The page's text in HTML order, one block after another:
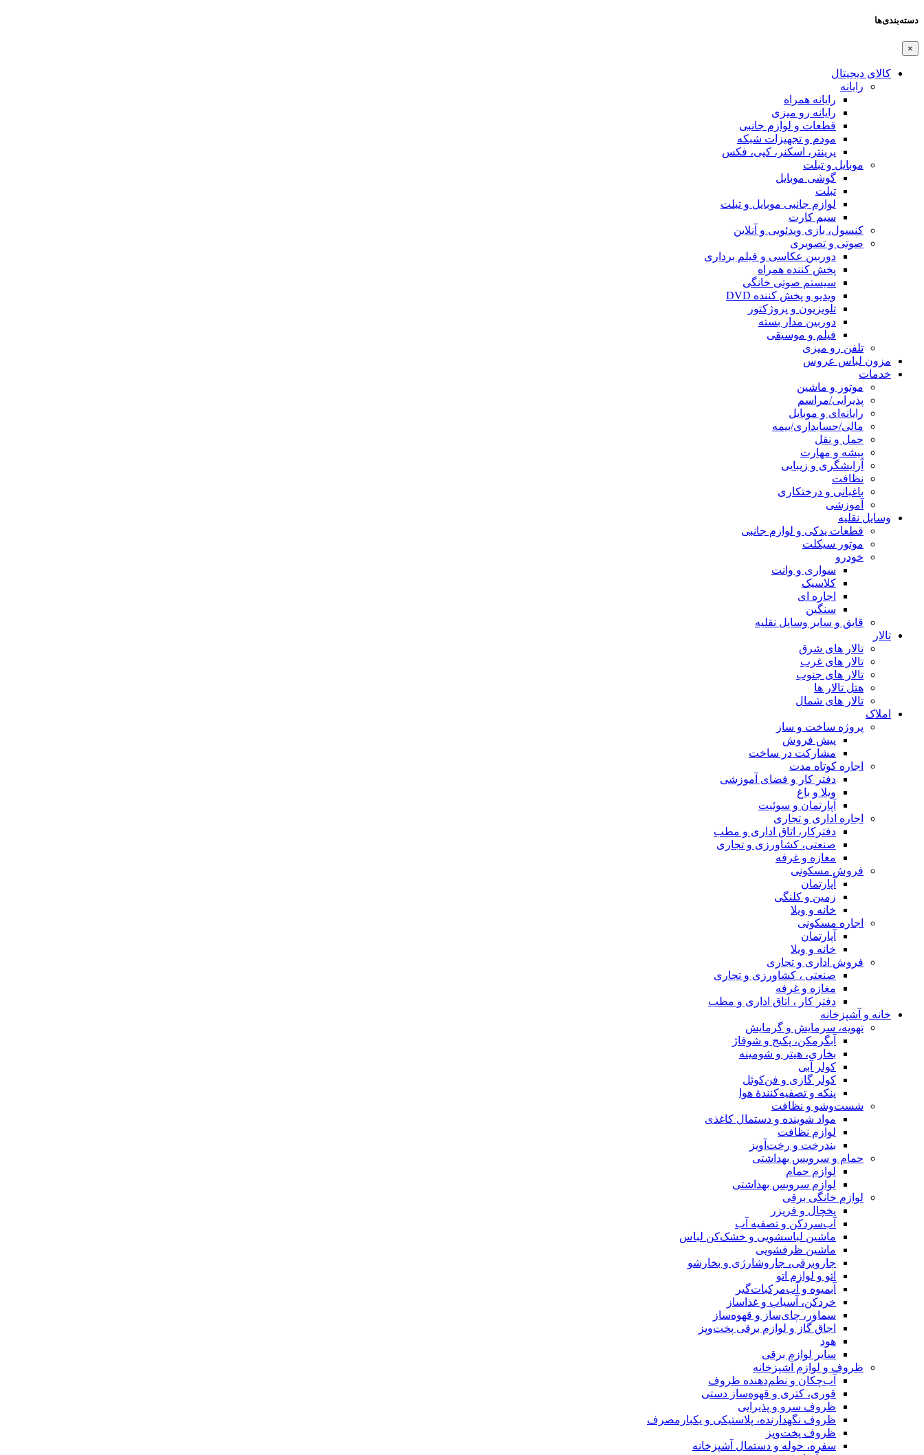
دسته‌بندی‌ها
×
کالای دیجیتال
رایانه
رایانه همراه
رایانه رو میزی
قطعات و لوازم جانبی
مودم و تجهیزات شبکه
پرینتر، اسکنر، کپی، فکس
موبایل و تبلت
گوشی موبایل
تبلت
لوازم جانبی موبایل و تبلت
سیم کارت
کنسول، بازی‌ ویدئویی و آنلاین
صوتی و تصویری
دوربین عکاسی و فیلم برداری
پخش کننده همراه
سیستم صوتی خانگی
ویدیو و پخش کننده DVD
تلویزیون و پروژکتور
دوربین مدار بسته
فیلم و موسیقی
تلفن رو میزی
مزون لباس عروس
خدمات
موتور و ماشین
پذیرایی/مراسم
رایانه‌ای و موبایل
مالی/حسابداری/بیمه
حمل و نقل
پیشه و مهارت
آرایشگری و زیبایی
نظافت
باغبانی و درختکاری
آموزشی
وسایل نقلیه
قطعات یدکی و لوازم جانبی
موتور سیکلت
خودرو
سواری و وانت
کلاسیک
اجاره ای
سنگین
قایق و سایر وسایل نقلیه
تالار
تالار های شرق
تالار های غرب
تالار های جنوب
هتل تالار ها
تالار های شمال
املاک
پروژه ساخت و ساز
پیش فروش
مشارکت در ساخت
اجاره کوتاه مدت
دفتر کار و فضای آموزشی
ویلا و باغ
آپارتمان و سوئیت
اجاره اداری و تجاری
دفترکار، اتاق اداری و مطب
صنعتی، کشاورزی و تجاری
مغازه و غرفه
فروش مسکونی
آپارتمان
زمین و کلنگی
خانه و ویلا
اجاره مسکونی
آپارتمان
خانه و ویلا
فروش اداری و تجاری
صنعتی ، کشاورزی و تجاری
مغازه و غرفه
دفتر کار ، اتاق اداری و مطب
خانه و آشپزخانه
تهویه، سرمایش و گرمایش
آبگرمکن، پکیج و شوفاژ
بخاری، هیتر و شومینه
کولر آبی
کولر گازی و فن‌کوئل
پنکه و تصفیه‌کنندهٔ هوا
شست‌وشو و نظافت
مواد شوینده و دستمال کاغذی
لوازم نظافت
بندرخت و رخت‌آویز
حمام و سرویس بهداشتی
لوازم حمام
لوازم سرویس بهداشتی
لوازم خانگی برقی
یخچال و فریزر
آب‌سردکن و تصفیه آب
ماشین لباسشویی و خشک‌کن لباس
ماشین ظرفشویی
جاروبرقی، جاروشارژی و بخارشو
اتو و لوازم اتو
آبمیوه و آب‌مرکبات‌گیر
خردکن، آسیاب و غذاساز
سماور، چای‌ساز و قهوه‌ساز
اجاق گاز و لوازم برقی پخت‌وپز
هود
سایر لوازم برقی
ظروف و لوازم آشپزخانه
آب‌چکان و نظم‌دهنده ظروف
قوری، کتری و قهوه‌ساز دستی
ظروف سرو و پذیرایی
ظروف نگهدارنده، پلاستیکی و یکبارمصرف
ظروف پخت‌وپز
سفره، حوله و دستمال آشپزخانه